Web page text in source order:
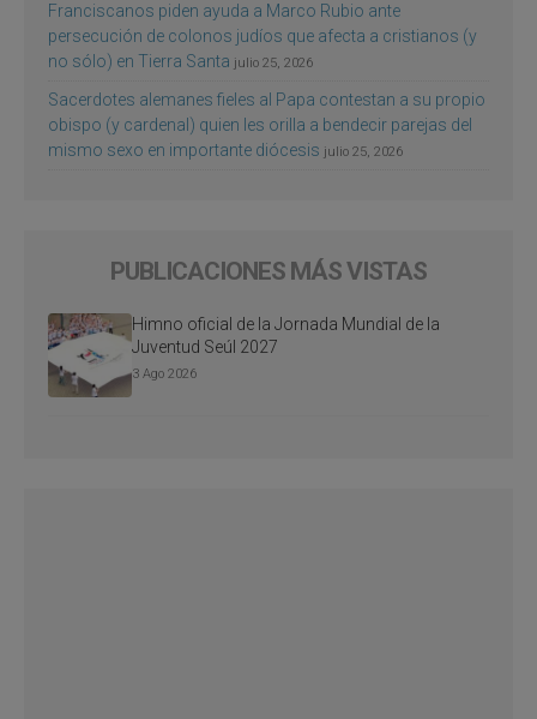
Franciscanos piden ayuda a Marco Rubio ante
persecución de colonos judíos que afecta a cristianos (y
no sólo) en Tierra Santa julio 25, 2026
Sacerdotes alemanes fieles al Papa contestan a su propio
obispo (y cardenal) quien les orilla a bendecir parejas del
mismo sexo en importante diócesis julio 25, 2026
PUBLICACIONES MÁS VISTAS
Himno oficial de la Jornada Mundial de la
Juventud Seúl 2027
3 Ago 2026